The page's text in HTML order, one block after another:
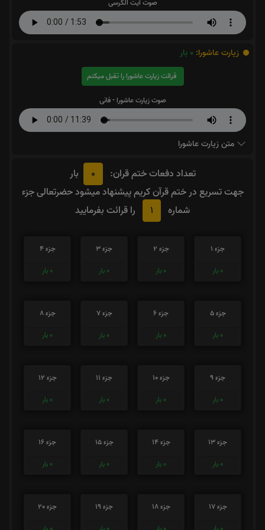
صوت آیت الکرسی
زیارت عاشورا: 0 بار
قرائت زیارت عاشورا را تقبل میکنم
صوت زیارت عاشورا - فانی
متن زیارت عاشورا
تعداد دفعات ختم قران: 0
بار
جهت تسریع در ختم قرآن کریم پیشنهاد میشود حضرتعالی جزء
شماره
1 را قرائت بفرمایید
جزء 1
0 بار
جزء 2
0 بار
جزء 3
0 بار
جزء 4
0 بار
جزء 5
0 بار
جزء 6
0 بار
جزء 7
0 بار
جزء 8
0 بار
جزء 9
0 بار
جزء 10
0 بار
جزء 11
0 بار
جزء 12
0 بار
جزء 13
0 بار
جزء 14
0 بار
جزء 15
0 بار
جزء 16
0 بار
جزء 17
جزء 18
جزء 19
جزء 20